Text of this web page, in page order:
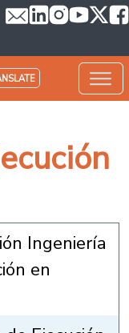
Ingeniería
en